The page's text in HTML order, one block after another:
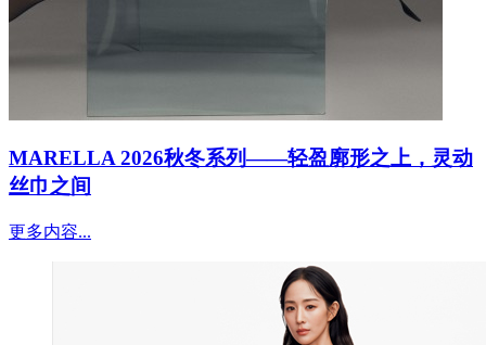
MARELLA 2026秋冬系列——轻盈廓形之上，灵动
丝巾之间
更多内容...